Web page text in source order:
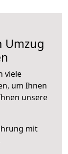
Umzug
viele
um Ihnen
unsere
mit